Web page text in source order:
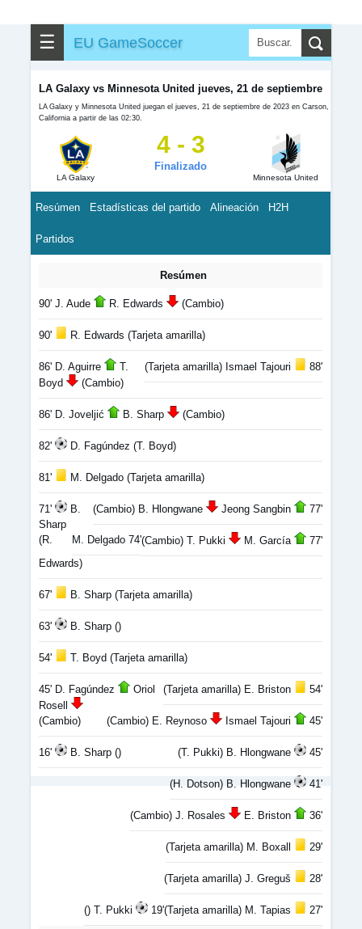
☰ EU GameSoccer
LA Galaxy vs Minnesota United jueves, 21 de septiembre
LA Galaxy y Minnesota United juegan el jueves, 21 de septiembre de 2023 en Carson,
California a partir de las 02:30.
LA Galaxy
4 - 3
Finalizado
Minnesota United
Resúmen Estadísticas del partido Alineación H2H
Partidos
Resúmen
90' J. Aude R. Edwards (Cambio)
90' R. Edwards (Tarjeta amarilla)
(Tarjeta amarilla) Ismael Tajouri 88'
86' D. Aguirre
T.
Boyd
(Cambio)
86' D. Joveljić B. Sharp (Cambio)
82' D. Fagúndez (T. Boyd)
81' M. Delgado (Tarjeta amarilla)
(Cambio) B. Hlongwane Jeong Sangbin 77'
(Cambio) T. Pukki M. García 77'
M. Delgado 74'
71'
B.
Sharp
(R.
Edwards)
67' B. Sharp (Tarjeta amarilla)
63' B. Sharp ()
54' T. Boyd (Tarjeta amarilla)
(Tarjeta amarilla) E. Briston 54'
(Cambio) E. Reynoso Ismael Tajouri 45'
45' D. Fagúndez
Oriol
Rosell
(Cambio)
(T. Pukki) B. Hlongwane 45'
(H. Dotson) B. Hlongwane 41'
(Cambio) J. Rosales E. Briston 36'
(Tarjeta amarilla) M. Boxall 29'
(Tarjeta amarilla) J. Greguš 28'
(Tarjeta amarilla) M. Tapias 27'
() T. Pukki 19'
16' B. Sharp ()